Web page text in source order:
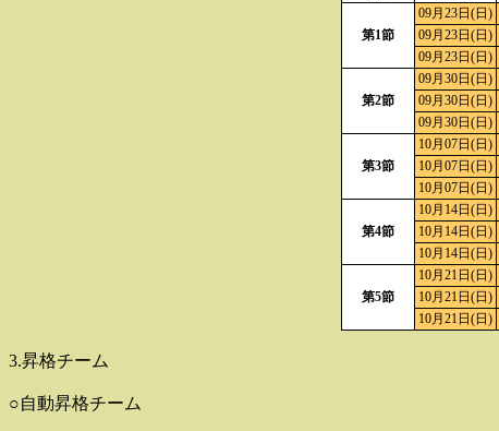
第1節
09月23日(日)
09月23日(日)
09月23日(日)
第2節
09月30日(日)
09月30日(日)
09月30日(日)
第3節
10月07日(日)
10月07日(日)
10月07日(日)
第4節
10月14日(日)
10月14日(日)
10月14日(日)
第5節
10月21日(日)
10月21日(日)
10月21日(日)
3.昇格チーム
○自動昇格チーム